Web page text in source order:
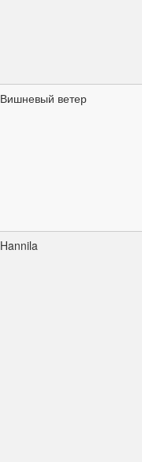
Вишневый ветер
Hannila